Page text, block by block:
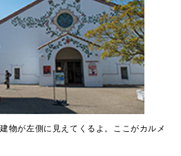
物が左側に見えてくるよ。ここがカルメ